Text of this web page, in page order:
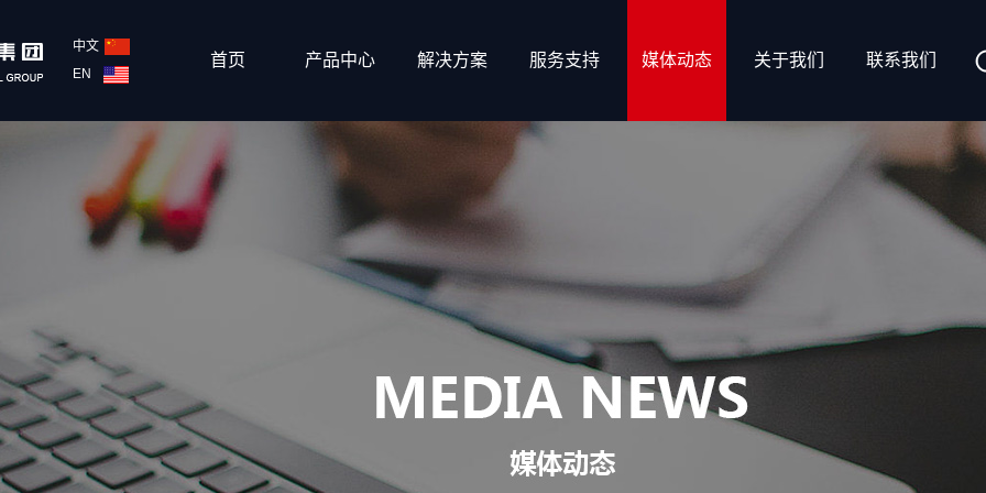
中文
EN
首页 产品中心 解决方案 服务支持 媒体动态 关于我们 联系我们